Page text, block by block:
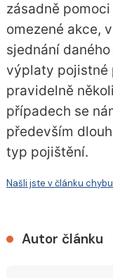
zásadně
omezené akce,
sjednání
výplaty pojistné
pravidelně
případech se
především
typ pojištění.
Našli jste v článku
Autor článku